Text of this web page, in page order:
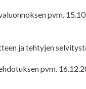
pvm.
ja tehtyjen
pvm.